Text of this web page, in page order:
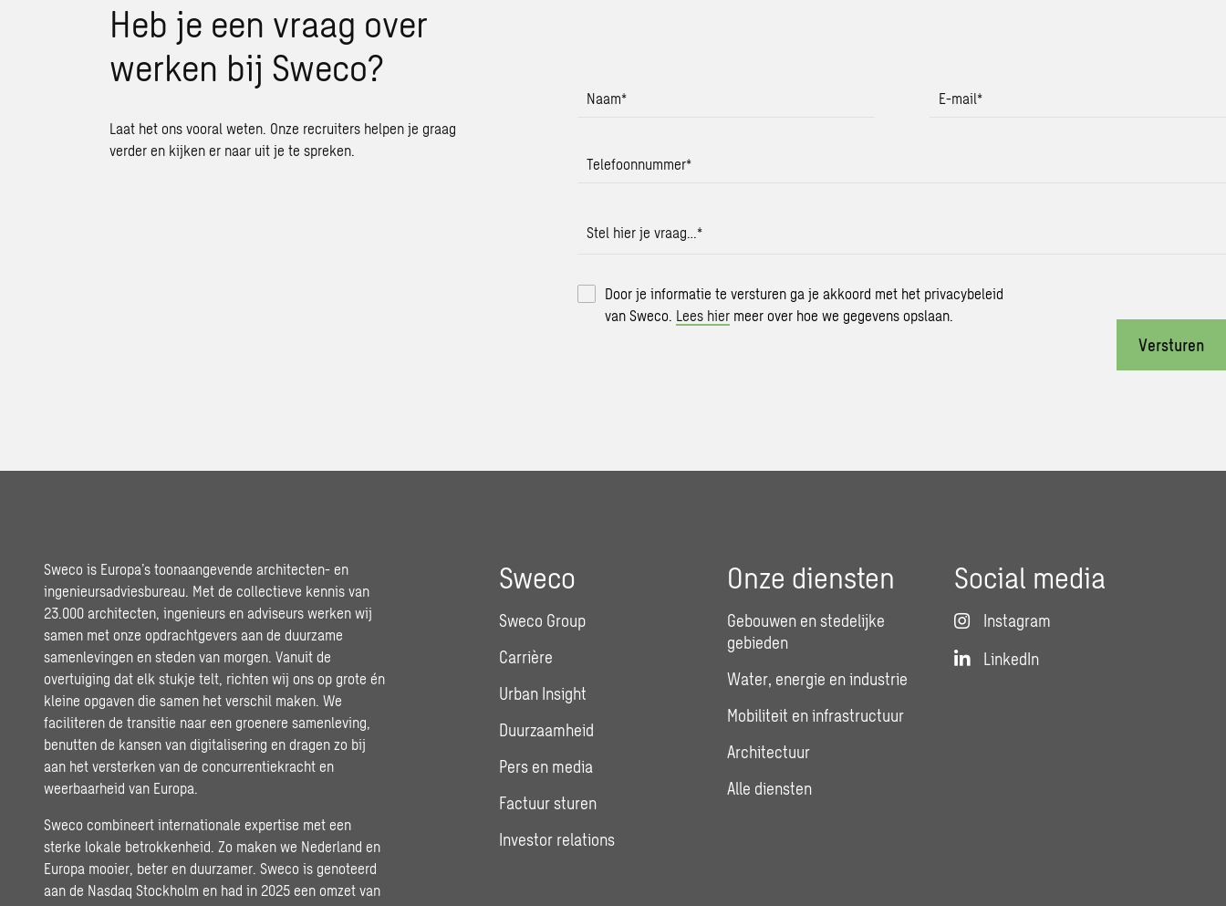
Heb je een vraag over
werken bij Sweco?
Laat het ons vooral weten. Onze recruiters helpen je graag
verder en kijken er naar uit je te spreken.
Naam* E-mail*
Telefoonnummer*
Stel hier je vraag…*
Door je informatie te versturen ga je akkoord met het privacybeleid
van Sweco. Lees hier meer over hoe we gegevens opslaan.
Versturen
Sweco is Europa’s toonaangevende architecten- en
ingenieursadviesbureau. Met de collectieve kennis van
23.000 architecten, ingenieurs en adviseurs werken wij
samen met onze opdrachtgevers aan de duurzame
samenlevingen en steden van morgen. Vanuit de
overtuiging dat elk stukje telt, richten wij ons op grote én
kleine opgaven die samen het verschil maken. We
faciliteren de transitie naar een groenere samenleving,
benutten de kansen van digitalisering en dragen zo bij
aan het versterken van de concurrentiekracht en
weerbaarheid van Europa.
Sweco combineert internationale expertise met een
sterke lokale betrokkenheid. Zo maken we Nederland en
Europa mooier, beter en duurzamer. Sweco is genoteerd
aan de Nasdaq Stockholm en had in 2025 een omzet van
Sweco
Sweco Group
Carrière
Urban Insight
Duurzaamheid
Pers en media
Factuur sturen
Investor relations
Onze diensten
Gebouwen en stedelijke
gebieden
Water, energie en industrie
Mobiliteit en infrastructuur
Architectuur
Alle diensten
Social media
Instagram
LinkedIn